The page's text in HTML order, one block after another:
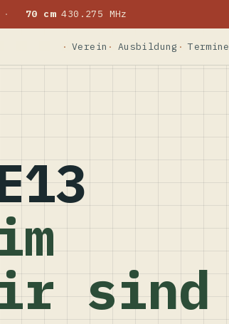
· 70 cm430.275 MHz
Verein Ausbildung Termine
sind